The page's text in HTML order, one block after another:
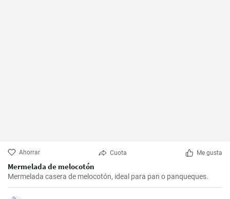
Ahorrar Cuota Me gusta
Mermelada de melocotón
Mermelada casera de melocotón, ideal para pan o panqueques.